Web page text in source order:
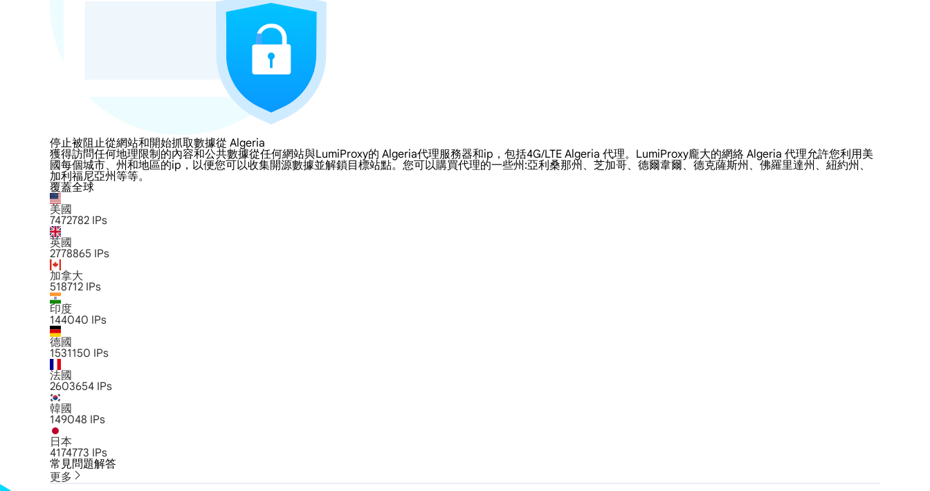
停止被阻止從網站和開始抓取數據從 Algeria
獲得訪問任何地理限制的內容和公共數據從任何網站與LumiProxy的 Algeria代理服務器和ip，包括4G/LTE Algeria 代理。LumiProxy龐大的網絡 Algeria 代理允許您利用美
國每個城市、州和地區的ip，以便您可以收集開源數據並解鎖目標站點。您可以購買代理的一些州:亞利桑那州、芝加哥、德爾韋爾、德克薩斯州、佛羅里達州、紐約州、
加利福尼亞州等等。
覆蓋全球
美國
7472782 IPs
英國
2778865 IPs
加拿大
518712 IPs
印度
144040 IPs
德國
1531150 IPs
法國
2603654 IPs
韓國
149048 IPs
日本
4174773 IPs
常見問題解答
更多